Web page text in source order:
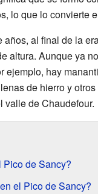
lo que lo convierte
al final de la
altura. Aunque ya
ejemplo, hay
de hierro y
valle de Chaudefour.
de Sancy?
el Pico de Sancy?